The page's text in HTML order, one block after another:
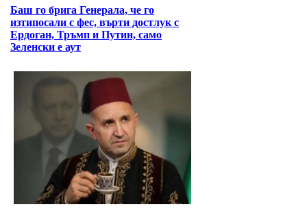
Баш го брига Генерала, че го
изтипосали с фес, върти достлук с
Ердоган, Тръмп и Путин, само
Зеленски е аут